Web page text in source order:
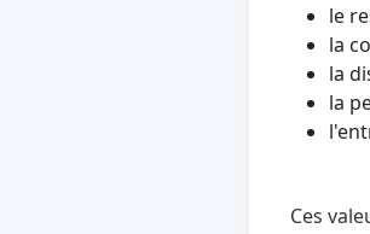
le
la
la
la
Ces